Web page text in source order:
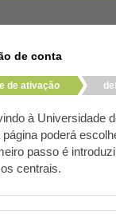
de conta
de ativação
à Universidade
página poderá
passo é
centrais.